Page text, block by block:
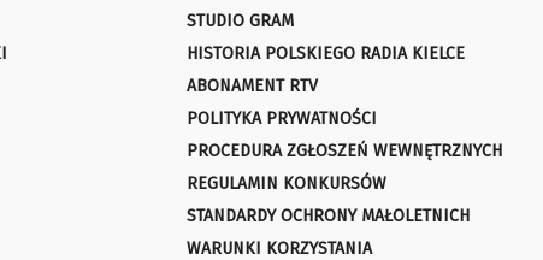
STUDIO GRAM
HISTORIA POLSKIEGO RADIA KIELCE
ABONAMENT RTV
POLITYKA PRYWATNOŚCI
PROCEDURA ZGŁOSZEŃ WEWNĘTRZNYCH
REGULAMIN KONKURSÓW
STANDARDY OCHRONY MAŁOLETNICH
WARUNKI KORZYSTANIA